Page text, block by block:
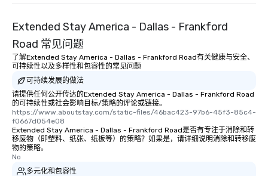
Extended Stay America - Dallas - Frankford
Road 常见问题
了解Extended Stay America - Dallas - Frankford Road有关健康与安全、
可持续性以及多样性和包容性的常见问题
可持续发展的做法
请提供任何公开传达的Extended Stay America - Dallas - Frankford Road
的可持续性或社会影响目标/策略的评论或链接。
https://www.aboutstay.com/static-files/46bac423-97b6-45f3-85c4-
f0667d054e08
Extended Stay America - Dallas - Frankford Road是否有专注于消除和转
移废物（即塑料、纸张、纸板等）的策略？如果是，请详细说明消除和转移废
物的策略。
No
多元化和包容性